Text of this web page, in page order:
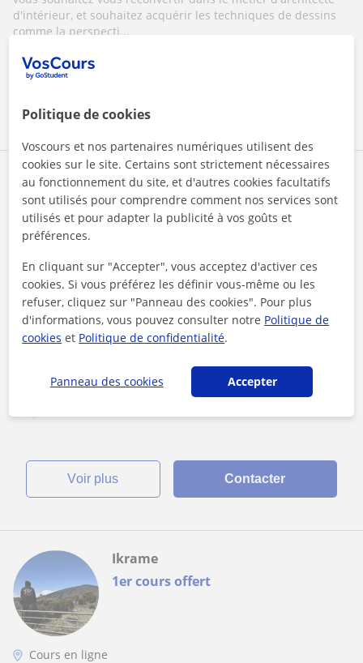
d'intérieur, et souhaitez acquérir les techniques de dessins
comme la perspecti...
1er cours offert
Alexandre
Cours en ligne
Dessin technique
"25 ans d'expertise en conception de
votre service"
Évaluation et personnalisation : Identification de votre niveau,
de vos attentes et de vos objectifs spécifiques. Création d'un
voir plus Contacter
1er cours offert
Ikrame
Cours en ligne
Politique de cookies
Voscours et nos partenaires numériques utilisent des
cookies sur le site. Certains sont strictement nécessaires
au fonctionnement du site, et d'autres cookies facultatifs
sont utilisés pour comprendre comment nos services sont
utilisés et pour adapter la publicité à vos goûts et
préférences.
En cliquant sur "Accepter", vous acceptez d'activer ces
cookies. Si vous préférez les définir vous-même ou les
refuser, cliquez sur "Panneau des cookies". Pour plus
d'informations, vous pouvez consulter notre Politique de
cookies et Politique de confidentialité.
Panneau des cookies Accepter